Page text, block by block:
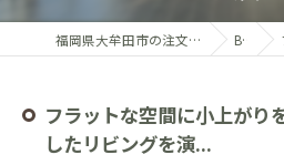
福岡県大牟田市の注文住宅なら株式会社インハウス Blog
フラットな空間に小上がり
したリビングを演...